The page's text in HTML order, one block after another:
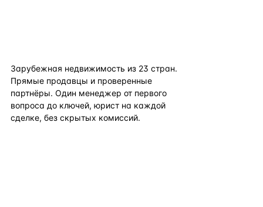
Зарубежная недвижимость из 23 стран.
Прямые продавцы и проверенные
партнёры. Один менеджер от первого
вопроса до ключей, юрист на каждой
сделке, без скрытых комиссий.